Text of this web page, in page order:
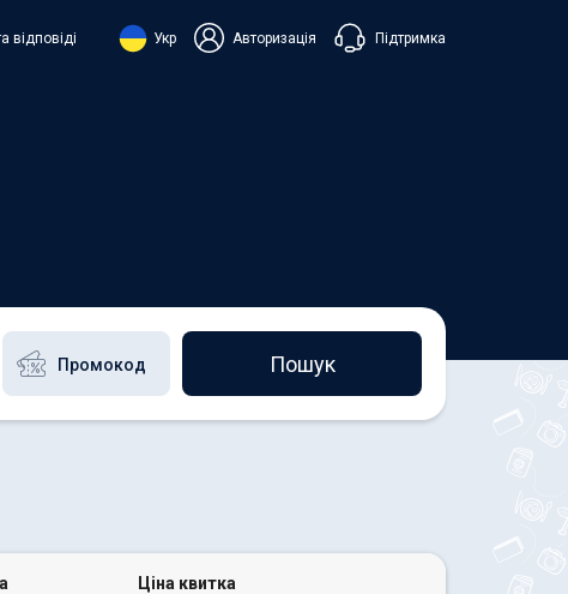
відповіді Укр Авторизація Підтримка
Чат в Messenger
Пошук
Ціна квитка